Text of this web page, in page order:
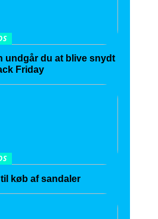
undgår du at blive snydt
Friday
køb af sandaler